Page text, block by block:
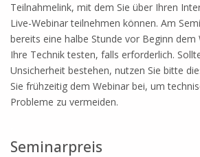
Teilnahmelink, mit dem Sie über Ihren
Live-Webinar teilnehmen können. Am
bereits eine halbe Stunde vor Beginn
Ihre Technik testen, falls erforderlich.
Unsicherheit bestehen, nutzen Sie bitte
Sie frühzeitig dem Webinar bei, um
Probleme zu vermeiden.
Seminarpreis